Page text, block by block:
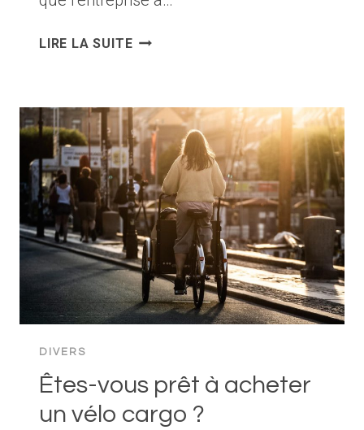
LIRE LA SUITEGAZELLE
VÉLO
ÉLECTRIQUE
DE
RANDONNÉE
CONFORTABLE
AVEC
GPS
DIVERS
Êtes-vous prêt à acheter
un vélo cargo ?